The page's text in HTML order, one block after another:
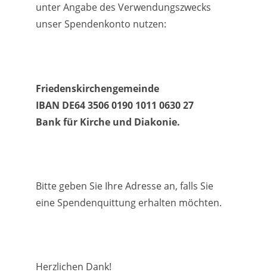
unter Angabe des Verwendungszwecks
unser Spendenkonto nutzen:
Friedenskirchengemeinde
IBAN DE64 3506 0190 1011 0630 27
Bank für Kirche und Diakonie.
Bitte geben Sie Ihre Adresse an, falls Sie
eine Spendenquittung erhalten möchten.
Herzlichen Dank!